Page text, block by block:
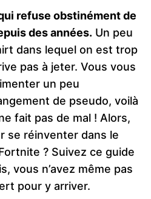
refuse obstinément de
des années. Un peu
dans lequel on est trop
pas à jeter. Vous vous
un peu
de pseudo, voilà
fait pas de mal ! Alors,
se réinventer dans le
? Suivez ce guide
vous n’avez même pas
pour y arriver.